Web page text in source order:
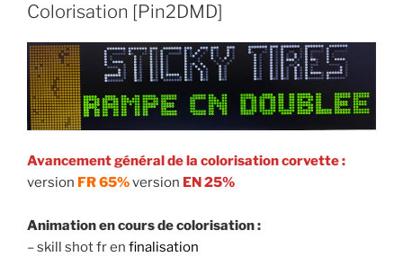
Colorisation [Pin2DMD]
Avancement général de la colorisation corvette :
version FR 65%version EN 25%
Animation en cours de colorisation :
– skill shot fr en finalisation